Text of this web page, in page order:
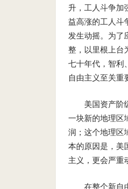
升，工人斗争加
益高涨的工人斗
发生动摇。为了
整，以里根上台
七十年代，智利
自由主义至关重
美国资产阶
一块新的地理区
润；这个地理区
本的原因是，美
主义，更会严重
在整个新自